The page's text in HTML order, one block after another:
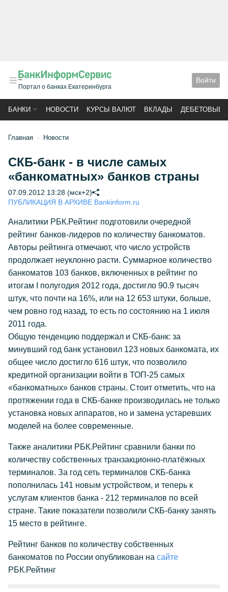
Портал о банках Екатеринбурга
Войти
БАНКИ НОВОСТИ КУРСЫ ВАЛЮТ ВКЛАДЫ ДЕБЕТОВЫЕ
Главная Новости
СКБ-банк - в числе самых
«банкоматных» банков страны
07.09.2012 13:28 (мск+2)
ПУБЛИКАЦИЯ В АРХИВЕ Bankinform.ru
Аналитики РБК.Рейтинг подготовили очередной
рейтинг банков-лидеров по количеству банкоматов.
Авторы рейтинга отмечают, что число устройств
продолжает неуклонно расти. Суммарное количество
банкоматов 103 банков, включенных в рейтинг по
итогам I полугодия 2012 года, достигло 90.9 тысяч
штук, что почти на 16%, или на 12 653 штуки, больше,
чем ровно год назад, то есть по состоянию на 1 июля
2011 года.
Общую тенденцию поддержал и СКБ-банк: за
минувший год банк установил 123 новых банкомата, их
общее число достигло 616 штук, что позволило
кредитной организации войти в ТОП-25 самых
«банкоматных» банков страны. Стоит отметить, что на
протяжении года в СКБ-банке производилась не только
установка новых аппаратов, но и замена устаревших
моделей на более современные.
Также аналитики РБК.Рейтинг сравнили банки по
количеству собственных транзакционно-платёжных
терминалов. За год сеть терминалов СКБ-банка
пополнилась 141 новым устройством, и теперь к
услугам клиентов банка - 212 терминалов по всей
стране. Такие показатели позволили СКБ-банку занять
15 место в рейтинге.
Рейтинг банков по количеству собственных
банкоматов по России опубликован на сайте
РБК.Рейтинг